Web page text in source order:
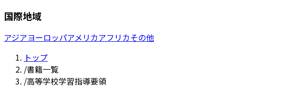
国際地域
アジアヨーロッパアメリカアフリカその他
トップ
/書籍一覧
/高等学校学習指導要領